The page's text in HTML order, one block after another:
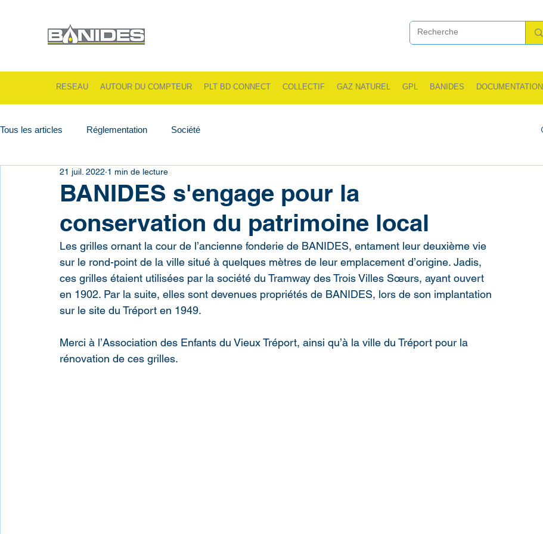
RESEAU AUTOUR DU COMPTEUR PLT BD CONNECT COLLECTIF GAZ NATUREL GPL BANIDES DOCUMENTATION
Tous les articles Réglementation Société
BANIDES s'engage pour la
conservation du patrimoine local
21 juil. 2022 1 min de lecture
Les grilles ornant la cour de l’ancienne fonderie de BANIDES, entament leur deuxième vie
sur le rond-point de la ville situé à quelques mètres de leur emplacement d’origine. Jadis,
ces grilles étaient utilisées par la société du Tramway des Trois Villes Sœurs, ayant ouvert
en 1902. Par la suite, elles sont devenues propriétés de BANIDES, lors de son implantation
sur le site du Tréport en 1949.
Merci à l’Association des Enfants du Vieux Tréport, ainsi qu’à la ville du Tréport pour la
rénovation de ces grilles.